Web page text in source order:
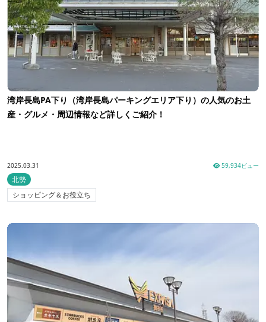
湾岸長島PA下り（湾岸長島パーキングエリア下り）の人気のお土
産・グルメ・周辺情報など詳しくご紹介！
2025.03.31 59,934ビュー
北勢
ショッピング＆お役立ち